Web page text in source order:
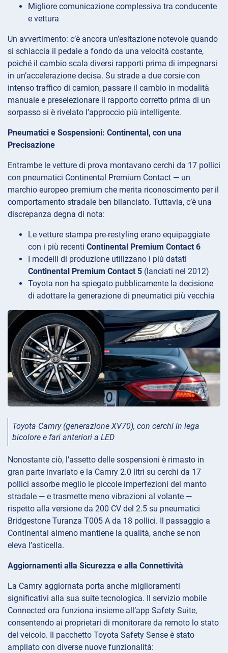
Migliore comunicazione complessiva tra conducente
e vettura
Un avvertimento: c’è ancora un’esitazione notevole quando
si schiaccia il pedale a fondo da una velocità costante,
poiché il cambio scala diversi rapporti prima di impegnarsi
in un’accelerazione decisa. Su strade a due corsie con
intenso traffico di camion, passare il cambio in modalità
manuale e preselezionare il rapporto corretto prima di un
sorpasso si è rivelato l’approccio più intelligente.
Pneumatici e Sospensioni: Continental, con una
Precisazione
Entrambe le vetture di prova montavano cerchi da 17 pollici
con pneumatici Continental Premium Contact — un
marchio europeo premium che merita riconoscimento per il
comportamento stradale ben bilanciato. Tuttavia, c’è una
discrepanza degna di nota:
Le vetture stampa pre-restyling erano equipaggiate
con i più recenti Continental Premium Contact 6
I modelli di produzione utilizzano i più datati
Continental Premium Contact 5 (lanciati nel 2012)
Toyota non ha spiegato pubblicamente la decisione
di adottare la generazione di pneumatici più vecchia
Toyota Camry (generazione XV70), con cerchi in lega
bicolore e fari anteriori a LED
Nonostante ciò, l’assetto delle sospensioni è rimasto in
gran parte invariato e la Camry 2.0 litri su cerchi da 17
pollici assorbe meglio le piccole imperfezioni del manto
stradale — e trasmette meno vibrazioni al volante —
rispetto alla versione da 200 CV del 2.5 su pneumatici
Bridgestone Turanza T005 A da 18 pollici. Il passaggio a
Continental almeno mantiene la qualità, anche se non
eleva l’asticella.
Aggiornamenti alla Sicurezza e alla Connettività
La Camry aggiornata porta anche miglioramenti
significativi alla sua suite tecnologica. Il servizio mobile
Connected ora funziona insieme all’app Safety Suite,
consentendo ai proprietari di monitorare da remoto lo stato
del veicolo. Il pacchetto Toyota Safety Sense è stato
ampliato con diverse nuove funzionalità: